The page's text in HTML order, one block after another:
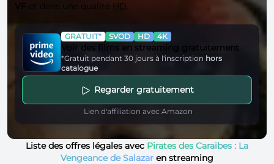
VF et dans une qualité HD.
GRATUIT* SVOD HD 4K
Voir des films en streaming gratuitement
*Gratuit pendant 30 jours à l'inscription hors
catalogue
Regarder gratuitement
Lien d'affiliation avec Amazon
Liste des offres légales avec Pirates des Caraïbes : La
Vengeance de Salazar en streaming